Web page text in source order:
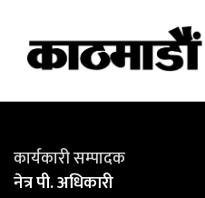
कार्यकारी सम्पादक
नेत्र पी. अधिकारी